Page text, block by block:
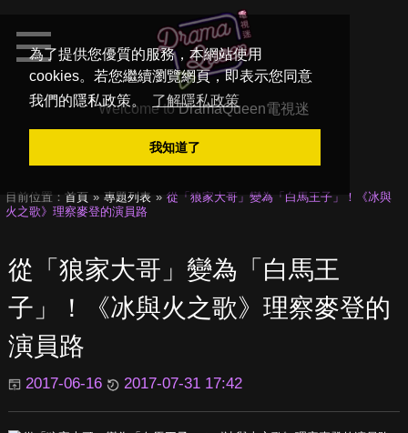
為了提供您優質的服務，本網站使用
cookies。若您繼續瀏覽網頁，即表示您同意
我們的隱私政策。
了解隱私政策
我知道了
Welcome toDramaQueen電視迷
目前位置： 首頁 專題列表
從「狼家大哥」變為「白馬王子」！《冰與
火之歌》理察麥登的演員路
從「狼家大哥」變為「白馬王
子」！《冰與火之歌》理察麥登的
演員路
2017-06-16 2017-07-31 17:42